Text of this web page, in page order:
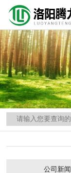
当前位置： 网站首
公司新闻